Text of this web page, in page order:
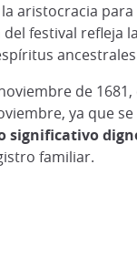
aristocracia
festival refleja
de
ya que
significativo
familiar.